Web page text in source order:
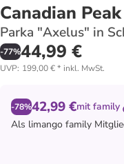
Canadian Peak
Parka "Axelus" in
-77%44,99 €
UVP: 199,00 €* inkl. MwSt.
-78%42,99 €mit family
Als limango family